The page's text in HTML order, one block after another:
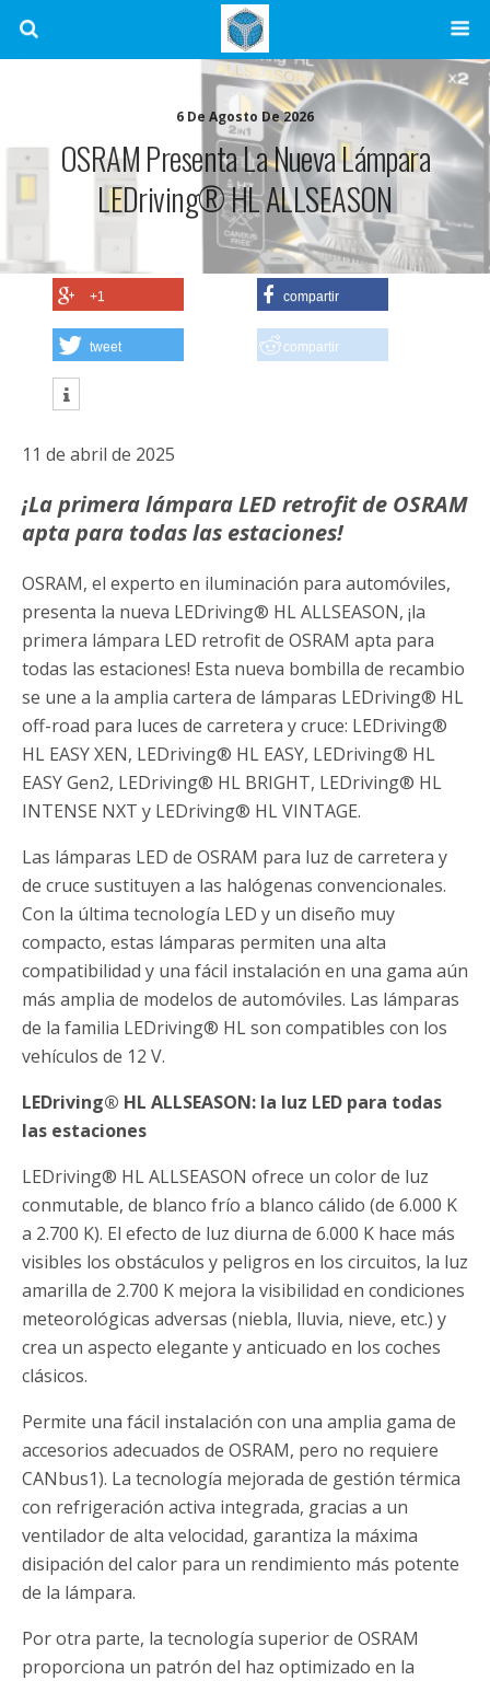
6 De Agosto De 2026
OSRAM Presenta La Nueva Lámpara
LEDriving® HL ALLSEASON
+1 compartir
tweet compartir
11 de abril de 2025
¡La primera lámpara LED retrofit de OSRAM
apta para todas las estaciones!
OSRAM, el experto en iluminación para automóviles,
presenta la nueva LEDriving® HL ALLSEASON, ¡la
primera lámpara LED retrofit de OSRAM apta para
todas las estaciones! Esta nueva bombilla de recambio
se une a la amplia cartera de lámparas LEDriving® HL
off-road para luces de carretera y cruce: LEDriving®
HL EASY XEN, LEDriving® HL EASY, LEDriving® HL
EASY Gen2, LEDriving® HL BRIGHT, LEDriving® HL
INTENSE NXT y LEDriving® HL VINTAGE.
Las lámparas LED de OSRAM para luz de carretera y
de cruce sustituyen a las halógenas convencionales.
Con la última tecnología LED y un diseño muy
compacto, estas lámparas permiten una alta
compatibilidad y una fácil instalación en una gama aún
más amplia de modelos de automóviles. Las lámparas
de la familia LEDriving® HL son compatibles con los
vehículos de 12 V.
LEDriving® HL ALLSEASON: la luz LED para todas
las estaciones
LEDriving® HL ALLSEASON ofrece un color de luz
conmutable, de blanco frío a blanco cálido (de 6.000 K
a 2.700 K). El efecto de luz diurna de 6.000 K hace más
visibles los obstáculos y peligros en los circuitos, la luz
amarilla de 2.700 K mejora la visibilidad en condiciones
meteorológicas adversas (niebla, lluvia, nieve, etc.) y
crea un aspecto elegante y anticuado en los coches
clásicos.
Permite una fácil instalación con una amplia gama de
accesorios adecuados de OSRAM, pero no requiere
CANbus1). La tecnología mejorada de gestión térmica
con refrigeración activa integrada, gracias a un
ventilador de alta velocidad, garantiza la máxima
disipación del calor para un rendimiento más potente
de la lámpara.
Por otra parte, la tecnología superior de OSRAM
proporciona un patrón del haz optimizado en la